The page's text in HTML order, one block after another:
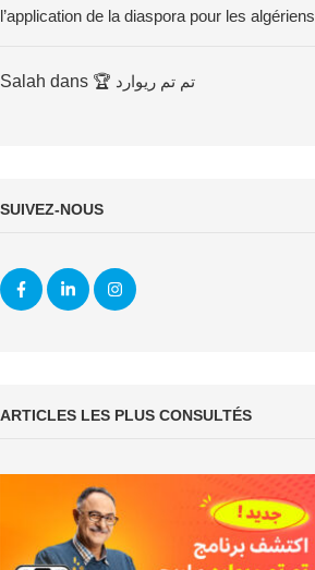
l’application de la diaspora pour les algériens
Salah dans 🏆 تم تم ريوارد
SUIVEZ-NOUS
ARTICLES LES PLUS CONSULTÉS